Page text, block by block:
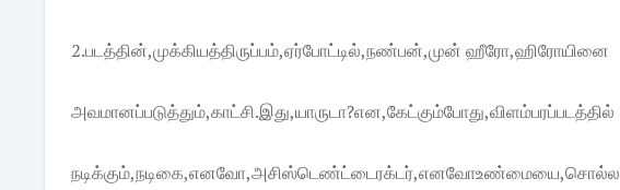
2.படத்தின்,முக்கியத்திருப்பம்,ஏர்போட்டில்,நண்பன்,முன் ஹீரோ,ஹிரோயினை
அவமானப்படுத்தும்,காட்சி.இது,யாருடா?என,கேட்கும்போது,விளம்பரப்படத்தில்
நடிக்கும்,நடிகை,எனவோ,அசிஸ்டெண்ட்டைரக்டர்,எனவோஉண்மையை,சொல்ல